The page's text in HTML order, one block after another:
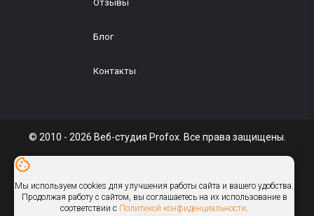
Отзывы
Блог
Контакты
© 2010 - 2026 Веб-студия Profox. Все права защищены.
info@profox.by
Присоединяйтесь:
Мы используем cookies для улучшения работы сайта и вашего удобства.
Продолжая работу с сайтом, вы соглашаетесь на их использование в
соответствии с Политикой конфиденциальности.